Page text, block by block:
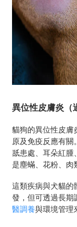
異位性皮膚炎（
貓狗的異位性皮膚
原及免疫反應有關
舐患處、耳朵紅腫
是塵蟎、花粉、肉
這類疾病與犬貓的
發，但可透過長期
醫調養與環境管理